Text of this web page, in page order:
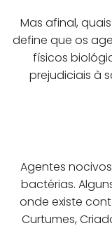
Mas afinal,
define que os
físicos
prejudiciais à
Agentes
bactérias.
onde existe
Curtumes,